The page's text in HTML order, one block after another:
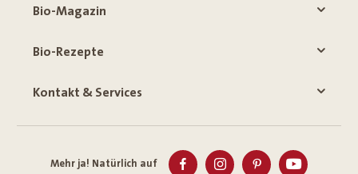
Bio-Magazin
Bio-Rezepte
Kontakt & Services
Mehr ja! Natürlich auf